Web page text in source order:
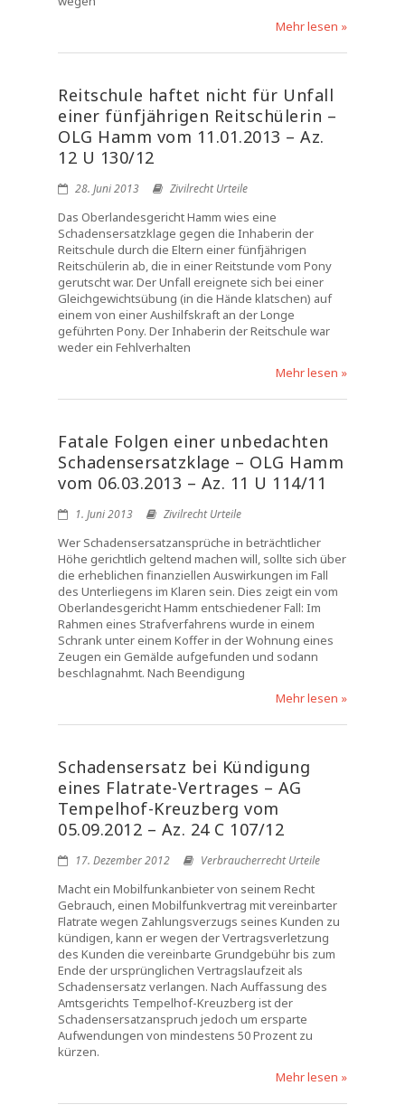
Mehr lesen »
Reitschule haftet nicht für Unfall
einer fünfjährigen Reitschülerin –
OLG Hamm vom 11.01.2013 – Az.
12 U 130/12
28. Juni 2013 Zivilrecht Urteile
Das Oberlandesgericht Hamm wies eine
Schadensersatzklage gegen die Inhaberin der
Reitschule durch die Eltern einer fünfjährigen
Reitschülerin ab, die in einer Reitstunde vom Pony
gerutscht war. Der Unfall ereignete sich bei einer
Gleichgewichtsübung (in die Hände klatschen) auf
einem von einer Aushilfskraft an der Longe
geführten Pony. Der Inhaberin der Reitschule war
weder ein Fehlverhalten
Mehr lesen »
Fatale Folgen einer unbedachten
Schadensersatzklage – OLG Hamm
vom 06.03.2013 – Az. 11 U 114/11
1. Juni 2013 Zivilrecht Urteile
Wer Schadensersatzansprüche in beträchtlicher
Höhe gerichtlich geltend machen will, sollte sich über
die erheblichen finanziellen Auswirkungen im Fall
des Unterliegens im Klaren sein. Dies zeigt ein vom
Oberlandesgericht Hamm entschiedener Fall: Im
Rahmen eines Strafverfahrens wurde in einem
Schrank unter einem Koffer in der Wohnung eines
Zeugen ein Gemälde aufgefunden und sodann
beschlagnahmt. Nach Beendigung
Mehr lesen »
Schadensersatz bei Kündigung
eines Flatrate-Vertrages – AG
Tempelhof-Kreuzberg vom
05.09.2012 – Az. 24 C 107/12
17. Dezember 2012 Verbraucherrecht Urteile
Macht ein Mobilfunkanbieter von seinem Recht
Gebrauch, einen Mobilfunkvertrag mit vereinbarter
Flatrate wegen Zahlungsverzugs seines Kunden zu
kündigen, kann er wegen der Vertragsverletzung
des Kunden die vereinbarte Grundgebühr bis zum
Ende der ursprünglichen Vertragslaufzeit als
Schadensersatz verlangen. Nach Auffassung des
Amtsgerichts Tempelhof-Kreuzberg ist der
Schadensersatzanspruch jedoch um ersparte
Aufwendungen von mindestens 50 Prozent zu
kürzen.
Mehr lesen »